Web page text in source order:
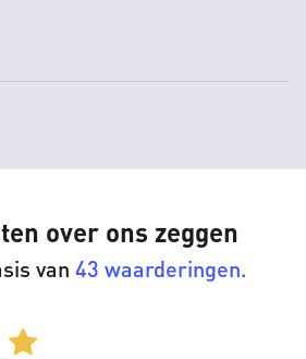
over ons zeggen
van 43 waarderingen.